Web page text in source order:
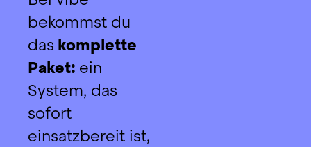
bekommst du
das komplette
Paket: ein
System, das
sofort
einsatzbereit ist,